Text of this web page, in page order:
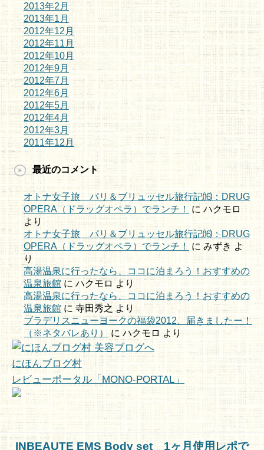
2013年2月
2013年1月
2012年12月
2012年11月
2012年10月
2012年9月
2012年7月
2012年6月
2012年5月
2012年4月
2012年3月
2011年12月
最近のコメント
オトナ女子旅 パリ＆ブリュッセル旅行記⒃：DRUG
OPERA（ドラッグオペラ）でランチ！
に ハクモロ
より
オトナ女子旅 パリ＆ブリュッセル旅行記⒃：DRUG
OPERA（ドラッグオペラ）でランチ！ にみずき よ
り
高湯温泉に行ったなら、ココに泊まろう！おすすめの
温泉旅館 に ハクモロ より
高湯温泉に行ったなら、ココに泊まろう！おすすめの
温泉旅館 に 寺田秀之 より
ブラデリスニューヨークの福袋2012、届きましたー！
（※ネタバレあり）
に ハクモロ より
にほんブログ村
レビューポータル「MONO-PORTAL」
INBEAUTE EMS Body set 1ヶ月使用レポで